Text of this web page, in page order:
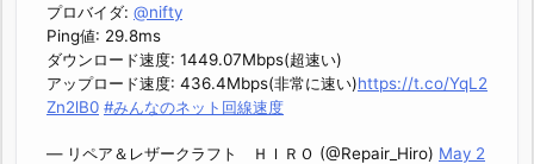
プロバイダ: @nifty
Ping値: 29.8ms
ダウンロード速度: 1449.07Mbps(超速い)
アップロード速度: 436.4Mbps(非常に速い)https://t.co/YqL2
Zn2lB0 #みんなのネット回線速度
— リペア＆レザークラフト ＨＩＲＯ (@Repair_Hiro) May 2